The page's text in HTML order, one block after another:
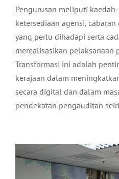
Pengurusan meliputi
ketersediaan agensi,
yang perlu dihadapi serta
merealisasikan pelaksanaan
Transformasi ini adalah
kerajaan dalam
secara digital dan dalam
pendekatan pengauditan